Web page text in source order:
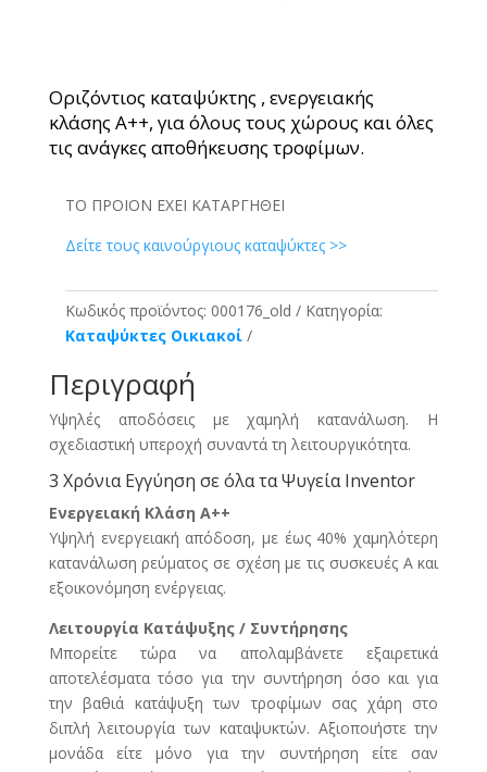
Οριζόντιος καταψύκτης , ενεργειακής
κλάσης Α++, για όλους τους χώρους και όλες
τις ανάγκες αποθήκευσης τροφίμων.
ΤΟ ΠΡΟΙΟΝ ΕΧΕΙ ΚΑΤΑΡΓΗΘΕΙ
Δείτε τους καινούργιους καταψύκτες >>
Κωδικός προϊόντος: 000176_old
Κατηγορία:
Καταψύκτες Οικιακοί
Περιγραφή
Υψηλές αποδόσεις με χαμηλή κατανάλωση. Η
σχεδιαστική υπεροχή συναντά τη λειτουργικότητα.
3 Χρόνια Εγγύηση σε όλα τα Ψυγεία Inventor
Ενεργειακή Κλάση A++
Yψηλή ενεργειακή απόδοση, με έως 40% χαμηλότερη
κατανάλωση ρεύματος σε σχέση με τις συσκευές Α και
εξοικονόμηση ενέργειας.
Λειτουργία Κατάψυξης / Συντήρησης
Μπορείτε τώρα να απολαμβάνετε εξαιρετικά
αποτελέσματα τόσο για την συντήρηση όσο και για
την βαθιά κατάψυξη των τροφίμων σας χάρη στο
διπλή λειτουργία των καταψυκτών. Αξιοποιήστε την
μονάδα είτε μόνο για την συντήρηση είτε σαν